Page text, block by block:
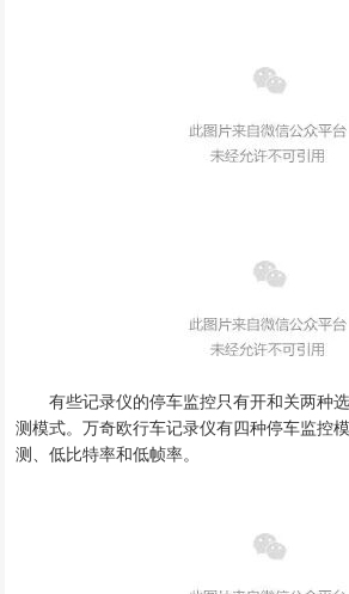
有些记录仪的停车监控只有开和关两种
测模式。万奇欧行车记录仪有四种停车监控
测、低比特率和低帧率。